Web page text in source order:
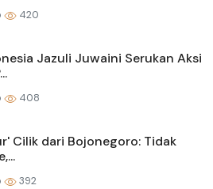
420
Jazuli Juwaini Serukan Aksi
408
Cilik dari Bojonegoro: Tidak
392